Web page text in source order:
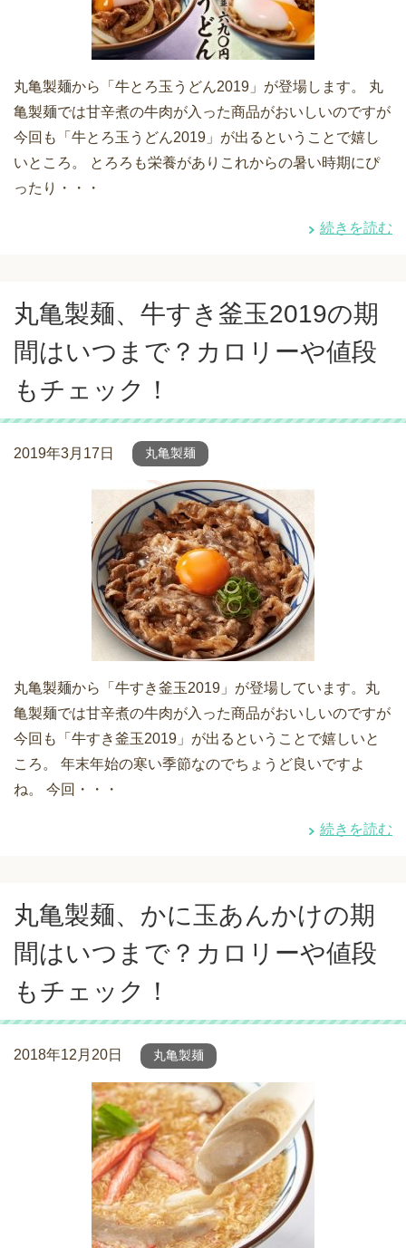
丸亀製麺から「牛とろ玉うどん2019」が登場します。 丸
亀製麺では甘辛煮の牛肉が入った商品がおいしいのですが
今回も「牛とろ玉うどん2019」が出るということで嬉し
いところ。 とろろも栄養がありこれからの暑い時期にぴ
ったり・・・
続きを読む
丸亀製麺、牛すき釜玉2019の期
間はいつまで？カロリーや値段
もチェック！
2019年3月17日 丸亀製麺
丸亀製麺から「牛すき釜玉2019」が登場しています。丸
亀製麺では甘辛煮の牛肉が入った商品がおいしいのですが
今回も「牛すき釜玉2019」が出るということで嬉しいと
ころ。 年末年始の寒い季節なのでちょうど良いですよ
ね。 今回・・・
続きを読む
丸亀製麺、かに玉あんかけの期
間はいつまで？カロリーや値段
もチェック！
2018年12月20日 丸亀製麺